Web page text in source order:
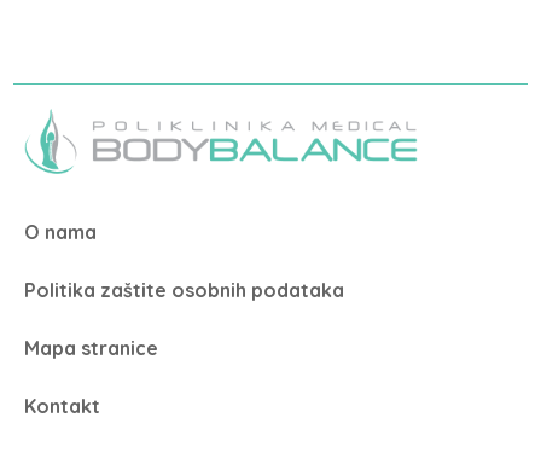
O nama
Politika zaštite osobnih podataka
Mapa stranice
Kontakt